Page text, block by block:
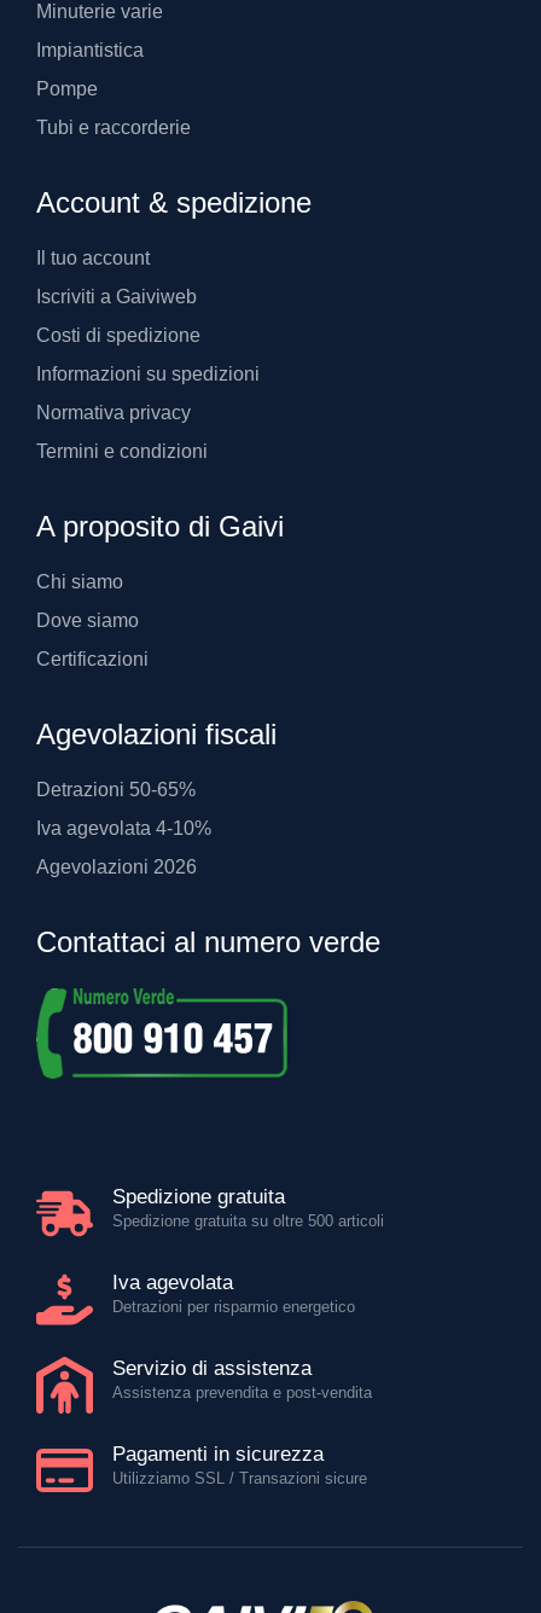
Minuterie varie
Impiantistica
Pompe
Tubi e raccorderie
Account & spedizione
Il tuo account
Iscriviti a Gaiviweb
Costi di spedizione
Informazioni su spedizioni
Normativa privacy
Termini e condizioni
A proposito di Gaivi
Chi siamo
Dove siamo
Certificazioni
Agevolazioni fiscali
Detrazioni 50-65%
Iva agevolata 4-10%
Agevolazioni 2026
Contattaci al numero verde
Spedizione gratuita
Spedizione gratuita su oltre 500 articoli
Iva agevolata
Detrazioni per risparmio energetico
Servizio di assistenza
Assistenza prevendita e post-vendita
Pagamenti in sicurezza
Utilizziamo SSL / Transazioni sicure